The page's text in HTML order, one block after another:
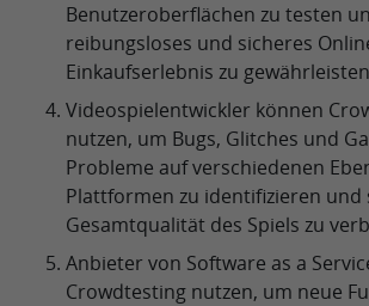
Benutzeroberflächen zu testen
reibungsloses und sicheres
Einkaufserlebnis zu
Videospielentwickler können
nutzen, um Bugs, Glitches und
Probleme auf verschiedenen
Plattformen zu identifizieren und
Gesamtqualität des Spiels zu
Anbieter von Software as a
Crowdtesting nutzen, um neue